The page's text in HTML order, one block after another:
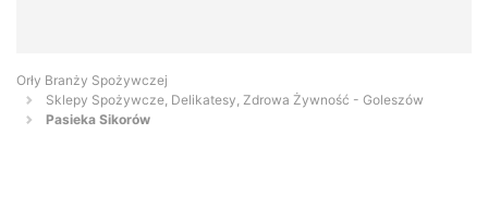
Orły Branży Spożywczej
Sklepy Spożywcze, Delikatesy, Zdrowa Żywność - Goleszów
Pasieka Sikorów